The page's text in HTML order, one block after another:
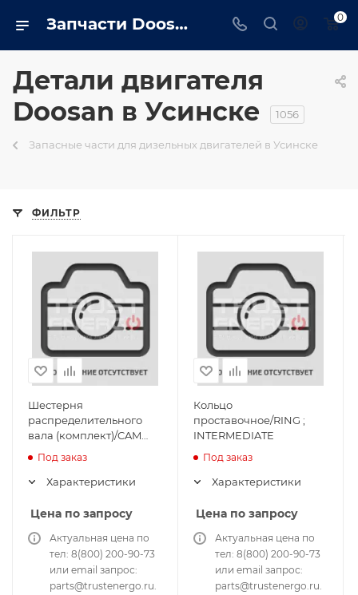
Запчасти Doosan в Усинске - TRUSTENERGO 0
Детали двигателя
Doosan в Усинске
1056
Запасные части для дизельных двигателей в Усинске
ФИЛЬТР
Шестерня
распределительного
вала (комплект)/CAM
Под заказ
Характеристики
Цена по запросу
Актуальная цена по
тел: 8(800) 200-90-73
или email запрос:
parts@trustenergo.ru.
Кольцо
проставочное/RING ;
INTERMEDIATE
Под заказ
Характеристики
Цена по запросу
Актуальная цена по
тел: 8(800) 200-90-73
или email запрос:
parts@trustenergo.ru.